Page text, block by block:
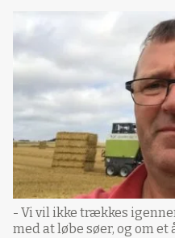
- Vi vil ikke trækkes
med at løbe søer, og om